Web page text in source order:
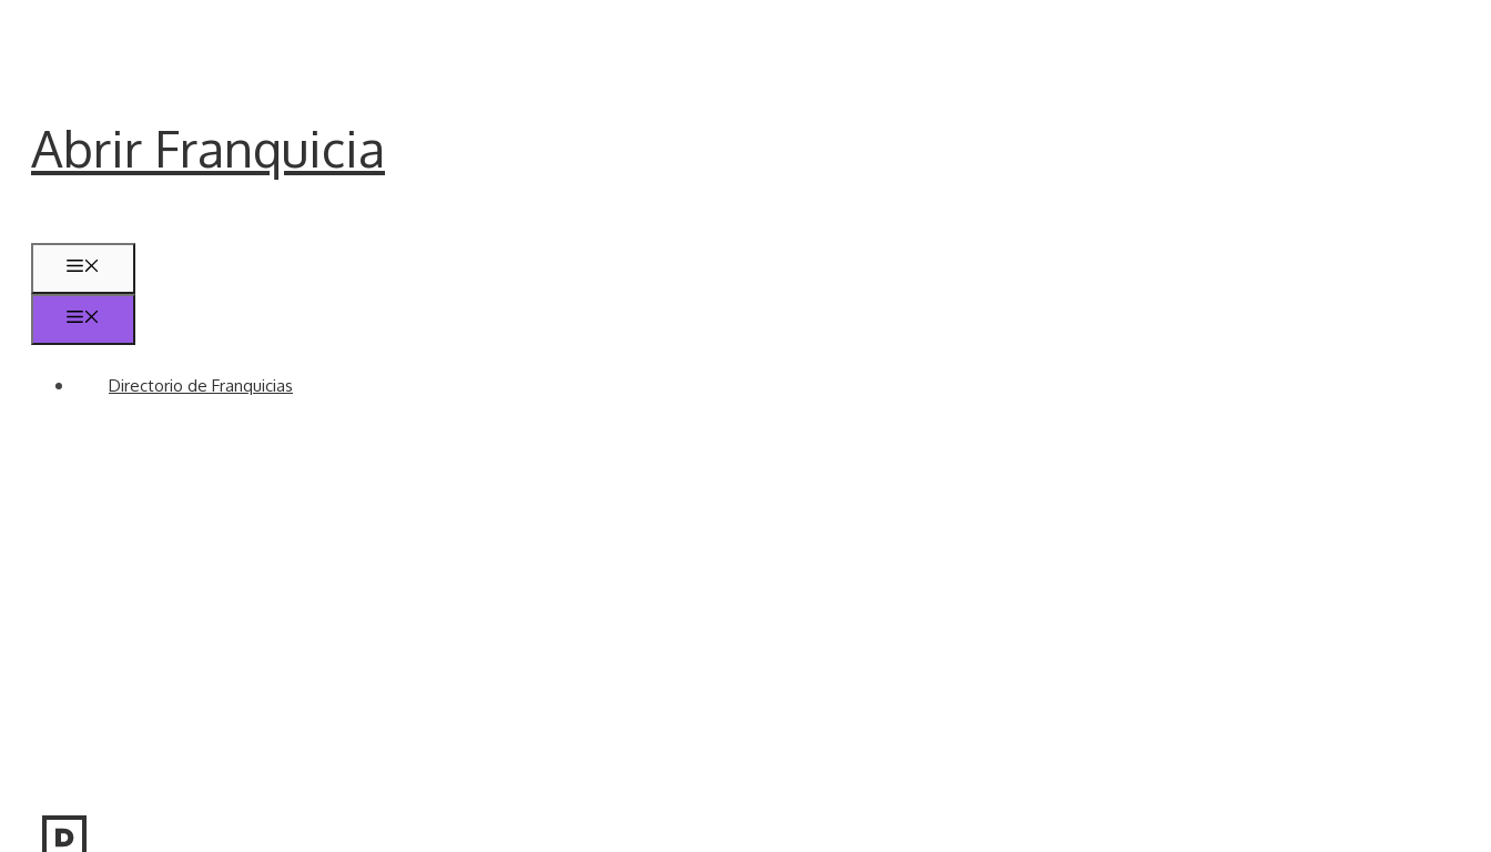
Abrir Franquicia
Directorio de Franquicias